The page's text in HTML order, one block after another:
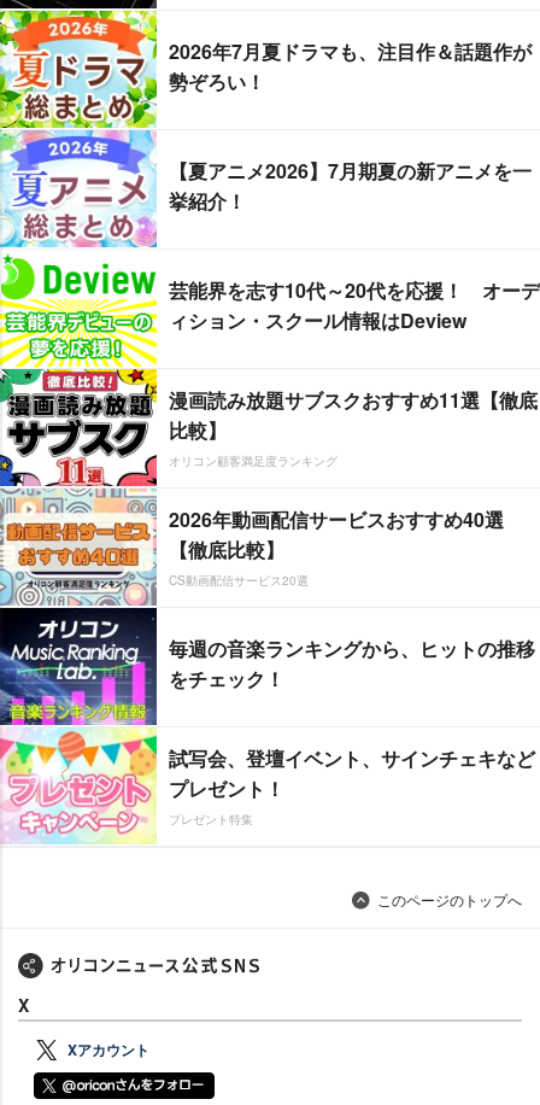
2026年7月夏ドラマも、注目作＆話題作が
勢ぞろい！
【夏アニメ2026】7月期夏の新アニメを一
挙紹介！
芸能界を志す10代～20代を応援！ オーデ
ィション・スクール情報はDeview
漫画読み放題サブスクおすすめ11選【徹底
比較】
オリコン顧客満足度ランキング
2026年動画配信サービスおすすめ40選
【徹底比較】
CS動画配信サービス20選
毎週の音楽ランキングから、ヒットの推移
をチェック！
試写会、登壇イベント、サインチェキなど
プレゼント！
プレゼント特集
このページのトップへ
X
Xアカウント